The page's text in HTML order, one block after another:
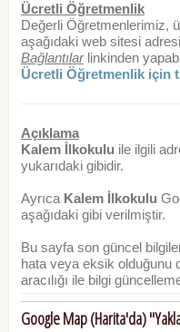
Ücretli Öğretmenlik
Değerli Öğretmenlerimiz,
aşağıdaki web sitesi
Bağlantılarlinkinden
Ücretli Öğretmenlik için
Açıklama
Kalem İlkokulu ile ilgili
yukarıdaki gibidir.
Ayrıca Kalem İlkokulu
aşağıdaki gibi verilmiştir.
Bu sayfa son güncel
hata veya eksik olduğunu
aracılığı ile bilgi
Google Map (Harita'da)